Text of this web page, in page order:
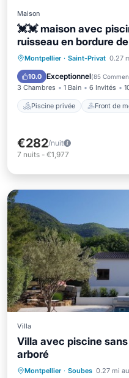
Maison
💓💓 maison avec
ruisseau en bordure
Montpellier · Saint-Privat 0.27
10.0 Exceptionnel(85
3 Chambres 1 Bain 6 Invités
Piscine privée Front de
Piscine privée
Bain à remous
€282/nuit
7 nuits - €1,977
Villa
Villa avec piscine
arboré
Montpellier · Soubes 0.27 mi
Piscine privée